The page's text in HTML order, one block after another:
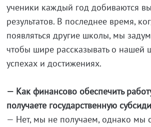
ученики каждый год добиваются
результатов. В последнее время,
появляться другие школы, мы
чтобы шире рассказывать о нашей
успехах и достижениях.
— Как финансово обеспечить
получаете государственную
— Нет, мы не получаем, однако мы